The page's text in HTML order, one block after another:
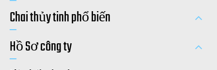
Chai thủy tinh phổ biến
Hồ Sơ công ty